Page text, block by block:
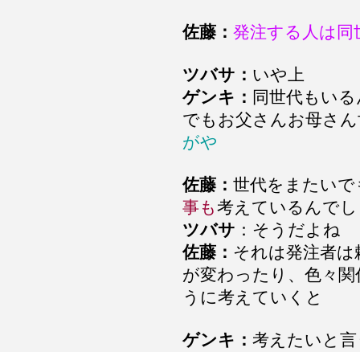
佐藤： 発注する人は同
ツバサ： いや上
ゲンキ： 同世代もい
でもお父さんお母さ
がや
佐藤： 世代をまたい
事も考えているんで
ツバサ ：そうだよね
佐藤： それは発注者
が変わったり、色々
うに考えていくと
ゲンキ： 考えたいと